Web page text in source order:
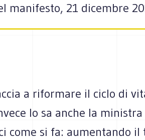
manifesto, 21 dicembre
a riformare il ciclo di
lo sa anche la
come si fa: aumentando